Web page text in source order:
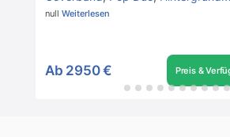
null Weiterlesen
Ab 2950 € Preis &